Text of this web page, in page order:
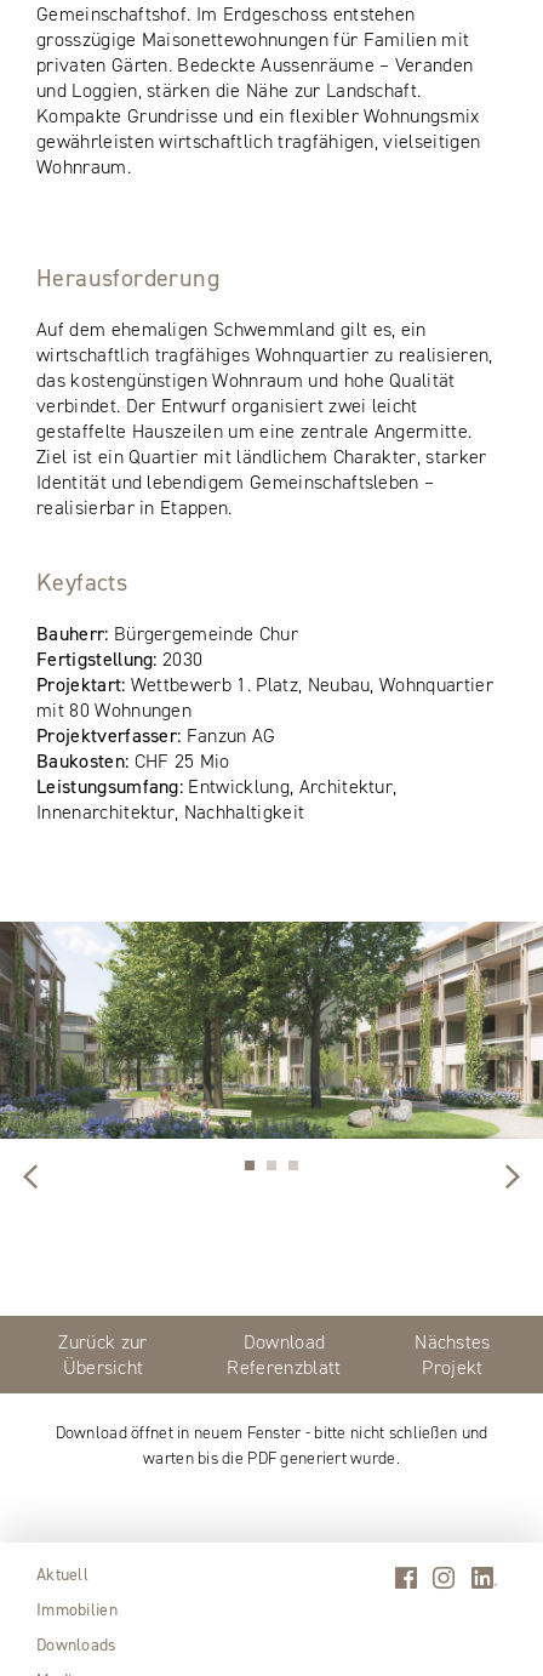
Gemeinschaftshof. Im Erdgeschoss entstehen
grosszügige Maisonettewohnungen für Familien mit
privaten Gärten. Bedeckte Aussenräume – Veranden
und Loggien, stärken die Nähe zur Landschaft.
Kompakte Grundrisse und ein flexibler Wohnungsmix
gewährleisten wirtschaftlich tragfähigen, vielseitigen
Wohnraum.
Herausforderung
Auf dem ehemaligen Schwemmland gilt es, ein
wirtschaftlich tragfähiges Wohnquartier zu realisieren,
das kostengünstigen Wohnraum und hohe Qualität
verbindet. Der Entwurf organisiert zwei leicht
gestaffelte Hauszeilen um eine zentrale Angermitte.
Ziel ist ein Quartier mit ländlichem Charakter, starker
Identität und lebendigem Gemeinschaftsleben –
realisierbar in Etappen.
Keyfacts
Bauherr: Bürgergemeinde Chur
Fertigstellung:2030
Projektart: Wettbewerb 1. Platz, Neubau, Wohnquartier
mit 80 Wohnungen
Projektverfasser: Fanzun AG
Baukosten: CHF 25 Mio
Leistungsumfang: Entwicklung, Architektur,
Innenarchitektur, Nachhaltigkeit
Zurück zur
Übersicht
Download
Referenzblatt
Nächstes
Projekt
Download öffnet in neuem Fenster - bitte nicht schließen und
warten bis die PDF generiert wurde.
Aktuell
Immobilien
Downloads